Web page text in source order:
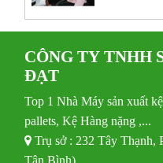
CÔNG TY TNHH
ĐẠT
Top 1 Nhà Máy sản xuất
pallets, Kệ Hàng nặng ,...
Trụ sở : 232 Tây Thạnh,
Tân Bình)